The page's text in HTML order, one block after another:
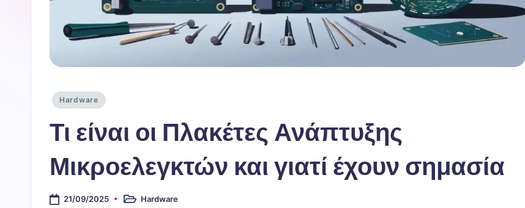
Αναρτήθηκε
Hardware
Τι είναι οι Πλακέτες Ανάπτυξης
Μικροελεγκτών και γιατί έχουν σημασία
21/09/2025
Αναρτήθηκε
Hardware